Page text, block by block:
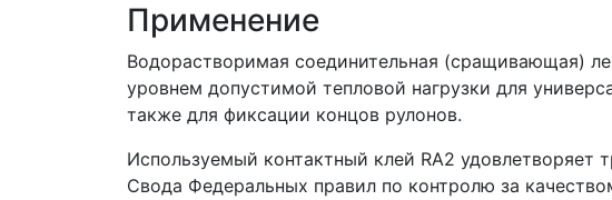
Применение
Водорастворимая соединительная (сращивающая)
уровнем допустимой тепловой нагрузки для
также для фиксации концов рулонов.
Используемый контактный клей RA2 удовлетворяет
Свода Федеральных правил по контролю за